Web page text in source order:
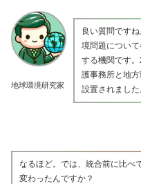
地球環境研究家
良い質問です
境問題につい
する機関です
護事務所と地
設置されました
なるほど。では、統合前に比べ
変わったんですか？